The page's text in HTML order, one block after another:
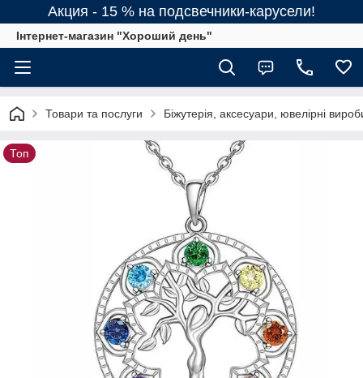
Акция - 15 % на подсвечники-карусели!
Інтернет-магазин "Хороший день"
Товари та послуги Біжутерія, аксесуари, ювелірні
Топ